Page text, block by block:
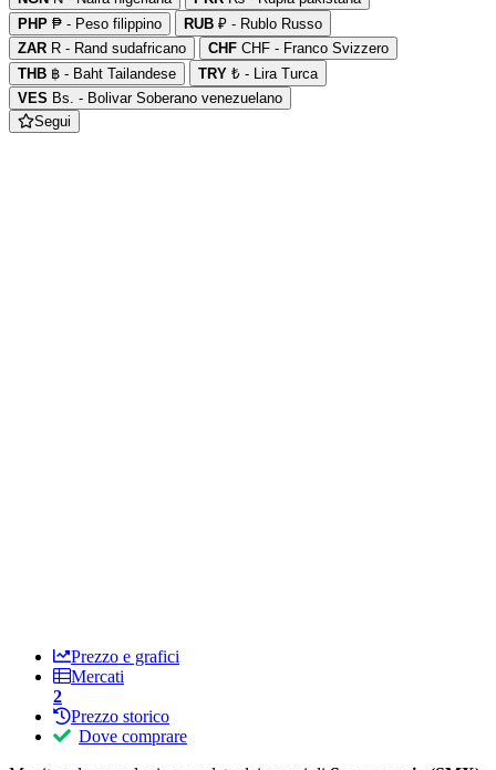
PHP ₱ - Peso filippino RUB ₽ - Rublo Russo
ZAR R - Rand sudafricano CHF CHF - Franco Svizzero
THB ฿ - Baht Tailandese TRY ₺ - Lira Turca
VES Bs. - Bolivar Soberano venezuelano
Segui
Prezzo e grafici
Mercati
2
Prezzo storico
Dove comprare